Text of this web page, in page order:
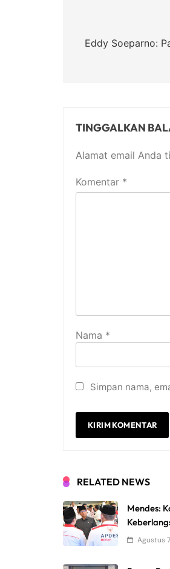
pos
Eddy Soeparno:
TINGGALKAN
Alamat email Anda
Komentar *
Nama *
Simpan nama,
RELATED NEWS
Mendes:
Agustus